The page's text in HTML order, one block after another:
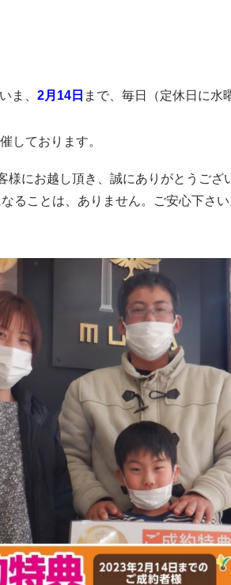
ま、 2月14 日 まで、毎日（定休日に水
しております。
にお越し頂き、誠にありがとうござ
ることは、ありません。ご安心下さい